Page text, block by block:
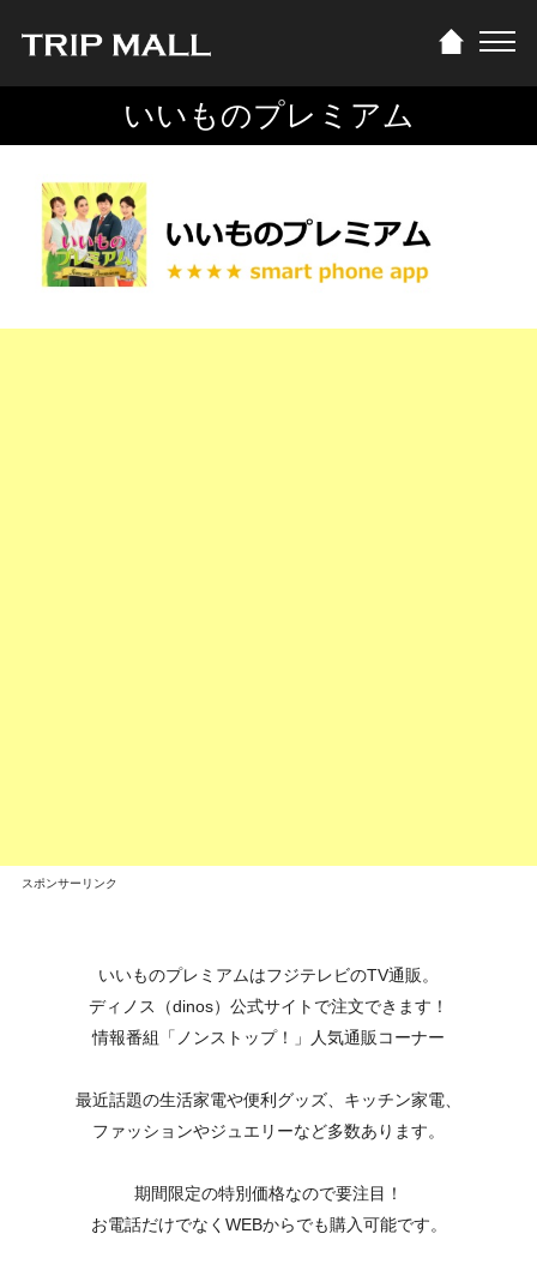
いいものプレミアム
スポンサーリンク
いいものプレミアムはフジテレビのTV通販。
ディノス（dinos）公式サイトで注文できます！
情報番組「ノンストップ！」人気通販コーナー
最近話題の生活家電や便利グッズ、キッチン家電、
ファッションやジュエリーなど多数あります。
期間限定の特別価格なので要注目！
お電話だけでなくWEBからでも購入可能です。